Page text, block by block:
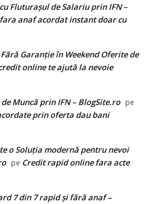
Fluturașul de Salariu prin IFN –
anaf acordat instant doar cu
Garanție în Weekend Oferite de
online te ajută la nevoie
Muncă prin IFN – BlogSite.ro pe
prin oferta dau bani
o Soluția modernă pentru nevoi
pe Credit rapid online fara acte
7 din 7 rapid și fără anaf –